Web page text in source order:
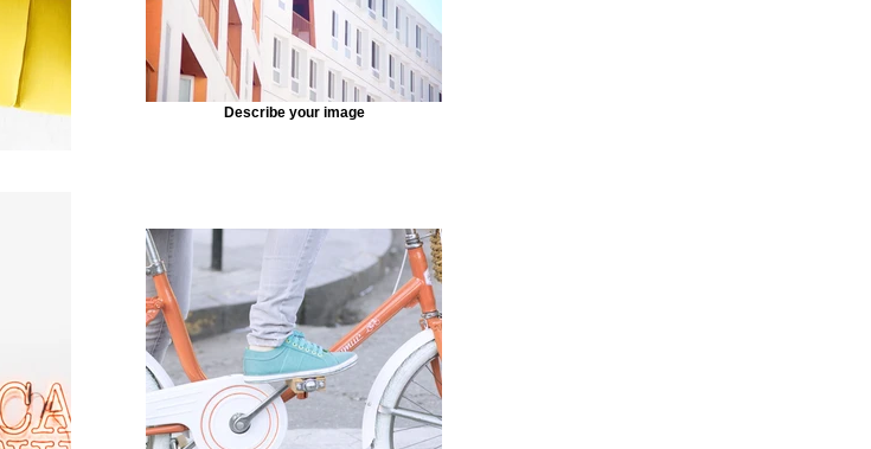
Describe your image